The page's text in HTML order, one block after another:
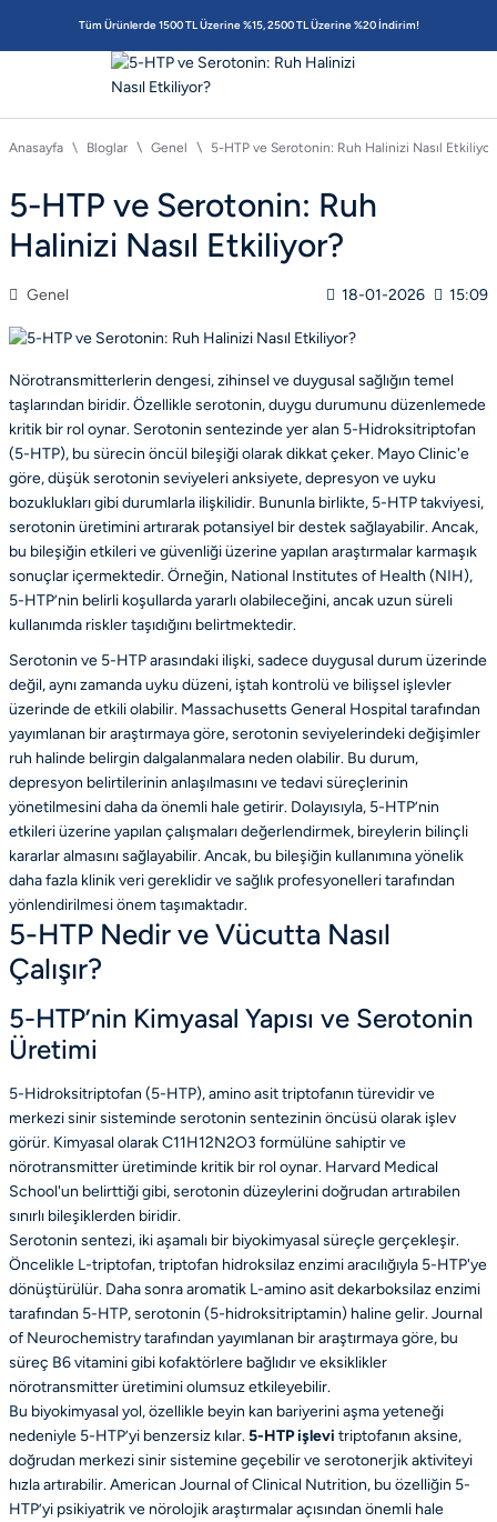
Tüm Ürünlerde 1500 TL Üzerine %15, 2500 TL Üzerine %20 İndirim!
Anasayfa Bloglar Genel 5-HTP ve Serotonin: Ruh Halinizi Nasıl
5-HTP ve Serotonin: Ruh
Halinizi Nasıl Etkiliyor?
Genel 18-01-2026 15:09
Nörotransmitterlerin dengesi, zihinsel ve duygusal sağlığın temel
taşlarından biridir. Özellikle serotonin, duygu durumunu düzenlemede
kritik bir rol oynar. Serotonin sentezinde yer alan 5-Hidroksitriptofan
(5-HTP), bu sürecin öncül bileşiği olarak dikkat çeker. Mayo Clinic'e
göre, düşük serotonin seviyeleri anksiyete, depresyon ve uyku
bozuklukları gibi durumlarla ilişkilidir. Bununla birlikte, 5-HTP takviyesi,
serotonin üretimini artırarak potansiyel bir destek sağlayabilir. Ancak,
bu bileşiğin etkileri ve güvenliği üzerine yapılan araştırmalar karmaşık
sonuçlar içermektedir. Örneğin, National Institutes of Health (NIH),
5-HTP’nin belirli koşullarda yararlı olabileceğini, ancak uzun süreli
kullanımda riskler taşıdığını belirtmektedir.
Serotonin ve 5-HTP arasındaki ilişki, sadece duygusal durum üzerinde
değil, aynı zamanda uyku düzeni, iştah kontrolü ve bilişsel işlevler
üzerinde de etkili olabilir. Massachusetts General Hospital tarafından
yayımlanan bir araştırmaya göre, serotonin seviyelerindeki değişimler
ruh halinde belirgin dalgalanmalara neden olabilir. Bu durum,
depresyon belirtilerinin anlaşılmasını ve tedavi süreçlerinin
yönetilmesini daha da önemli hale getirir. Dolayısıyla, 5-HTP’nin
etkileri üzerine yapılan çalışmaları değerlendirmek, bireylerin bilinçli
kararlar almasını sağlayabilir. Ancak, bu bileşiğin kullanımına yönelik
daha fazla klinik veri gereklidir ve sağlık profesyonelleri tarafından
yönlendirilmesi önem taşımaktadır.
5-HTP Nedir ve Vücutta Nasıl
Çalışır?
5-HTP’nin Kimyasal Yapısı ve Serotonin
Üretimi
5-Hidroksitriptofan (5-HTP), amino asit triptofanın türevidir ve
merkezi sinir sisteminde serotonin sentezinin öncüsü olarak işlev
görür. Kimyasal olarak C11H12N2O3 formülüne sahiptir ve
nörotransmitter üretiminde kritik bir rol oynar. Harvard Medical
School'un belirttiği gibi, serotonin düzeylerini doğrudan artırabilen
sınırlı bileşiklerden biridir.
Serotonin sentezi, iki aşamalı bir biyokimyasal süreçle gerçekleşir.
Öncelikle L-triptofan, triptofan hidroksilaz enzimi aracılığıyla 5-HTP'ye
dönüştürülür. Daha sonra aromatik L-amino asit dekarboksilaz enzimi
tarafından 5-HTP, serotonin (5-hidroksitriptamin) haline gelir. Journal
of Neurochemistry tarafından yayımlanan bir araştırmaya göre, bu
süreç B6 vitamini gibi kofaktörlere bağlıdır ve eksiklikler
nörotransmitter üretimini olumsuz etkileyebilir.
Bu biyokimyasal yol, özellikle beyin kan bariyerini aşma yeteneği
nedeniyle 5-HTP’yi benzersiz kılar.5-HTP işlevi triptofanın aksine,
doğrudan merkezi sinir sistemine geçebilir ve serotonerjik aktiviteyi
hızla artırabilir. American Journal of Clinical Nutrition, bu özelliğin 5-
HTP’yi psikiyatrik ve nörolojik araştırmalar açısından önemli hale